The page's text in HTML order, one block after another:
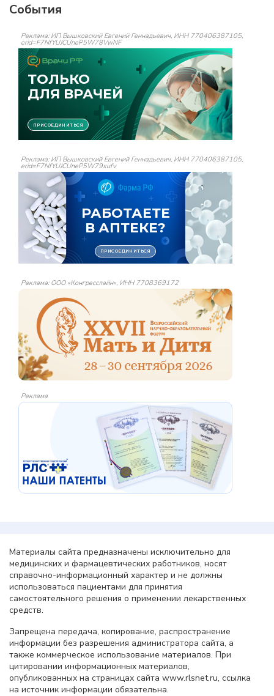
События
Реклама: ИП Вышковский Евгений Геннадьевич, ИНН 770406387105,
erid=F7NfYUJCUneP5W78VwNF
Реклама: ИП Вышковский Евгений Геннадьевич, ИНН 770406387105,
erid=F7NfYUJCUneP5W79xufv
Реклама: ООО «Конгресслайн», ИНН 7708369172
Реклама
Материалы сайта предназначены исключительно для
медицинских и фармацевтических работников, носят
справочно-информационный характер и не должны
использоваться пациентами для принятия
самостоятельного решения о применении лекарственных
средств.
Запрещена передача, копирование, распространение
информации без разрешения администратора сайта, а
также коммерческое использование материалов. При
цитировании информационных материалов,
опубликованных на страницах сайта www.rlsnet.ru, ссылка
на источник информации обязательна.